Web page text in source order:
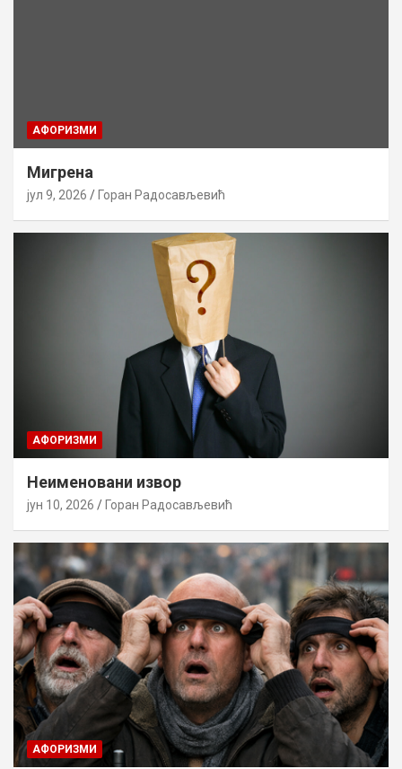
AФОРИЗМИ
Мигрена
јул 9, 2026 Горан Радосављевић
AФОРИЗМИ
Неименовани извор
јун 10, 2026 Горан Радосављевић
AФОРИЗМИ